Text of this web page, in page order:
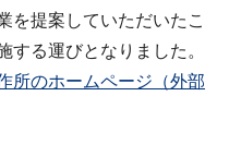
を提案していただいたこ
する運びとなりました。
所のホームページ（外部